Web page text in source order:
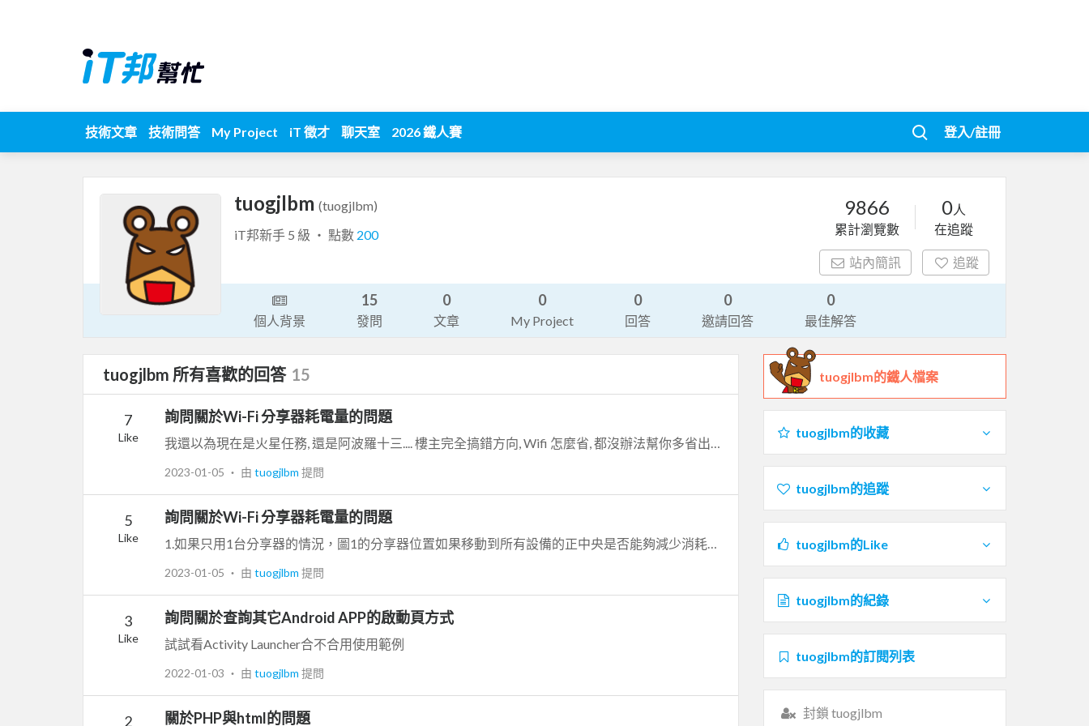
技術文章 技術問答 My Project iT 徵才 聊天室 2026 鐵人賽 登入/註冊
tuogjlbm (tuogjlbm)
iT邦新手 5 級 ‧ 點數 200
9866
累計瀏覽數
0人
在追蹤
站內簡訊 追蹤
個人背景
15
發問
0
文章
0
My Project
0
回答
0
邀請回答
0
最佳解答
tuogjlbm 所有喜歡的回答 15
7
Like
詢問關於Wi-Fi 分享器耗電量的問題
2023-01-05 ‧ 由 tuogjlbm 提問
5
Like
詢問關於Wi-Fi 分享器耗電量的問題
2023-01-05 ‧ 由 tuogjlbm 提問
3
Like
詢問關於查詢其它Android APP的啟動頁方式
試試看Activity Launcher合不合用使用範例
2022-01-03 ‧ 由 tuogjlbm 提問
2 關於PHP與html的問題
tuogjlbm的鐵人檔案
tuogjlbm的收藏
tuogjlbm的追蹤
tuogjlbm的Like
tuogjlbm的紀錄
tuogjlbm的訂閱列表
封鎖 tuogjlbm